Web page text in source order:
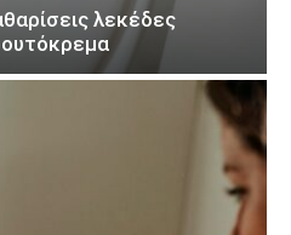
λεκέδες